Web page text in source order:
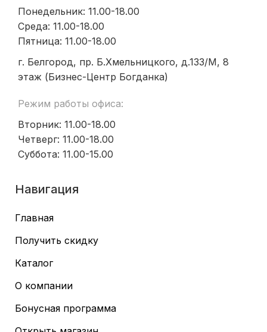
Понедельник: 11.00-18.00
Среда: 11.00-18.00
Пятница: 11.00-18.00
г. Белгород, пр. Б.Хмельницкого, д.133/М, 8
этаж (Бизнес-Центр Богданка)
Режим работы офиса:
Вторник: 11.00-18.00
Четверг: 11.00-18.00
Суббота: 11.00-15.00
Навигация
Главная
Получить скидку
Каталог
О компании
Бонусная программа